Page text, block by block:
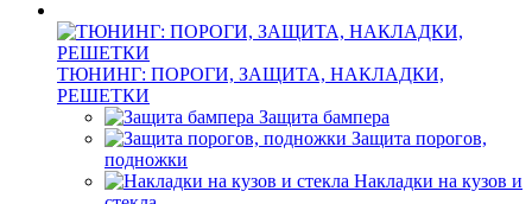
ТЮНИНГ: ПОРОГИ, ЗАЩИТА, НАКЛАДКИ,
РЕШЕТКИ
Защита бампера
Защита порогов,
подножки
Накладки на кузов и